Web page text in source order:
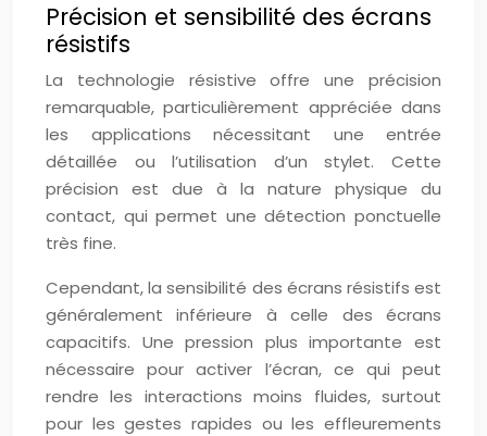
Précision et sensibilité des écrans
résistifs
La technologie résistive offre une précision
remarquable, particulièrement appréciée dans
les applications nécessitant une entrée
détaillée ou l’utilisation d’un stylet. Cette
précision est due à la nature physique du
contact, qui permet une détection ponctuelle
très fine.
Cependant, la sensibilité des écrans résistifs est
généralement inférieure à celle des écrans
capacitifs. Une pression plus importante est
nécessaire pour activer l’écran, ce qui peut
rendre les interactions moins fluides, surtout
pour les gestes rapides ou les effleurements